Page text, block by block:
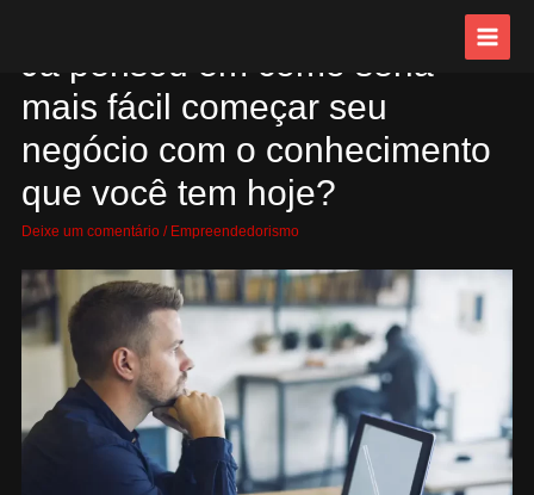
conteúdo
MAIN
Já pensou em como seria
mais fácil começar seu
negócio com o conhecimento
que você tem hoje?
Deixe um comentário / Empreendedorismo